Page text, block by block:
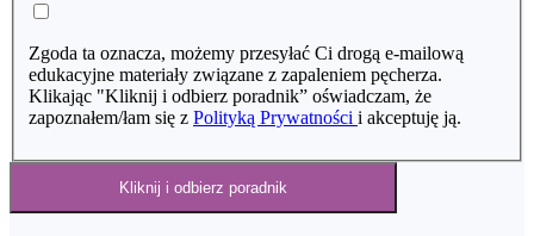
Zgoda ta oznacza, możemy przesyłać Ci drogą e-mailową
edukacyjne materiały związane z zapaleniem pęcherza.
Klikając "Kliknij i odbierz poradnik” oświadczam, że
zapoznałem/łam się z Polityką Prywatności i akceptuję ją.
Kliknij i odbierz poradnik